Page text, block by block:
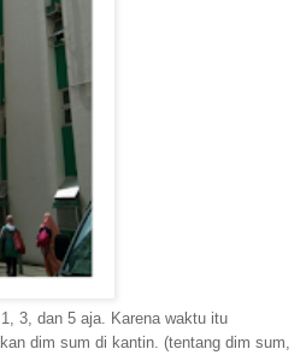
3, dan 5 aja. Karena waktu itu
dim sum di kantin. (tentang dim sum,